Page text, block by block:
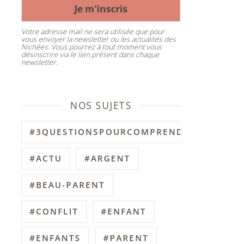
Votre adresse mail ne sera utilisée que pour
vous envoyer la newsletter ou les actualités des
Nichées. Vous pourrez à tout moment vous
désinscrire via le lien présent dans chaque
newsletter.
NOS SUJETS
#3QUESTIONSPOURCOMPRENDRE
#ACTU #ARGENT
#BEAU-PARENT
#CONFLIT #ENFANT
#ENFANTS #PARENT